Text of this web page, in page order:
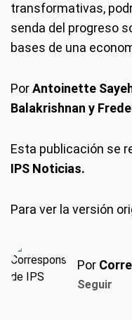
transformativas,
senda del progreso
bases de una
PorAntoinette
Balakrishnan y
Esta publicación se
IPS Noticias.
Para ver la versión
Por
Seguir